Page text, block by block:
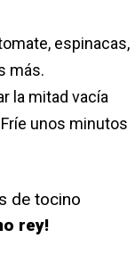
espinacas,
más.
la mitad vacía
unos minutos
de tocino
rey!